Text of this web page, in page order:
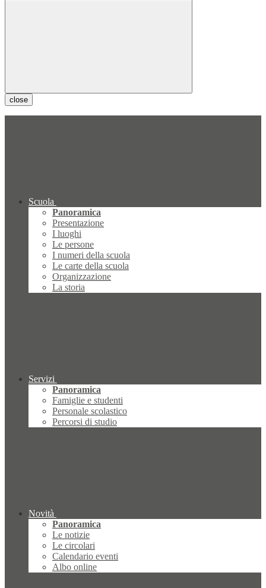
close
Scuola
Panoramica
Presentazione
I luoghi
Le persone
I numeri della scuola
Le carte della scuola
Organizzazione
La storia
Servizi
Panoramica
Famiglie e studenti
Personale scolastico
Percorsi di studio
Novità
Panoramica
Le notizie
Le circolari
Calendario eventi
Albo online